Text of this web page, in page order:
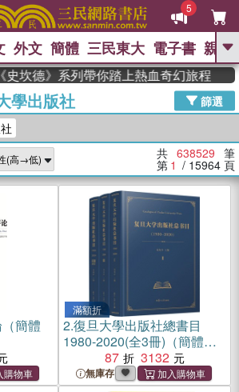
5
GO
熱搜： 東野圭吾 高希均教授回憶錄
、 The Odyssey 、 父親節 、 如果歷
獎 臺灣漫遊錄 、 方念華 、 台灣的李
登輝時代
數學女孩：黎曼猜想 、
偉大的迷走神經
外文 簡體 三民東大 電子書 親子
系列帶你踏上熱血奇幻旅程
學出版社
篩選
共 638529 筆
第 1 / 15964 頁
簡體
滿額折
2.復旦大學出版社總書目
1980-2020(全3冊)（簡體
87 3132
無庫存